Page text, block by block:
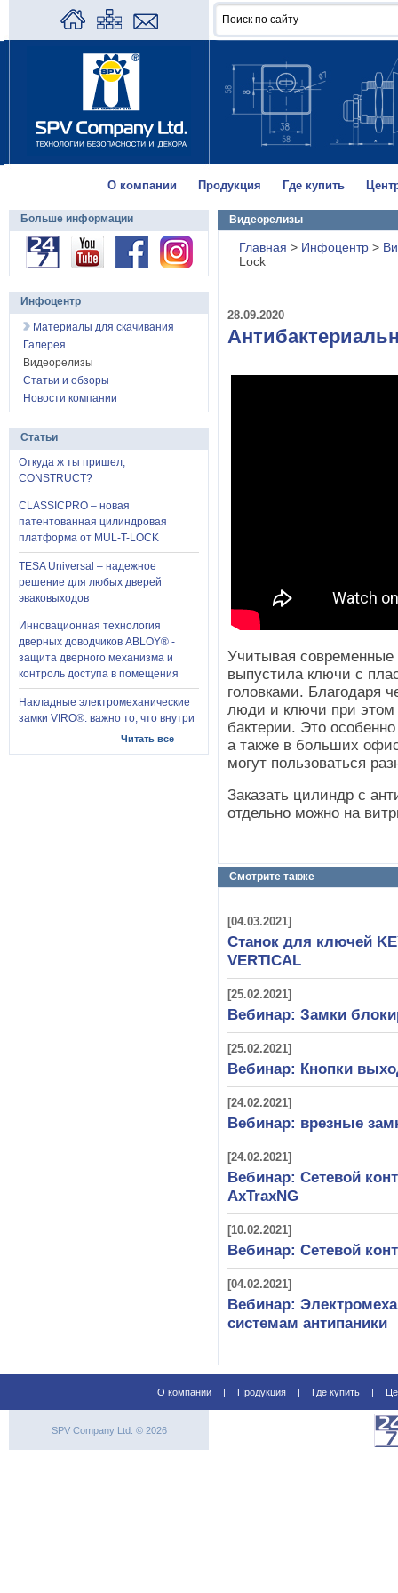
О компании Продукция Где купить
Видеорелизы
Главная > Инфоцентр >
Lock
28.09.2020
Учитывая
выпустила ключи с
головками. Благодаря
люди и ключи при этом
бактерии. Это
а также в больших
могут пользоваться
Заказать цилиндр с
отдельно можно на
Смотрите также
[04.03.2021]
Станок для ключей
VERTICAL
[25.02.2021]
Вебинар: Замки
[25.02.2021]
Вебинар: Кнопки
[24.02.2021]
Вебинар: врезные
[24.02.2021]
Вебинар: Сетевой
AxTraxNG
[10.02.2021]
Вебинар: Сетевой
[04.02.2021]
Вебинар:
системам антипаники
Больше информации
Инфоцентр
Материалы для скачивания
Галерея
Видеорелизы
Статьи и обзоры
Новости компании
Статьи
Откуда ж ты пришел,
CONSTRUCT?
CLASSICPRO – новая
патентованная цилиндровая
платформа от MUL-T-LOCK
TESA Universal – надежное
решение для любых дверей
эваковыходов
Инновационная технология
дверных доводчиков ABLOY® -
защита дверного механизма и
контроль доступа в помещения
Накладные электромеханические
замки VIRO®: важно то, что внутри
Читать все
О компании | Продукция | Где купить |
SPV Company Ltd. © 2026